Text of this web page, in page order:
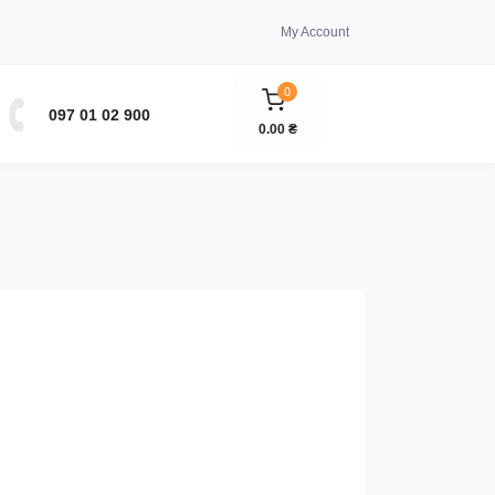
My Account
097 01 02 900
0
0.00 ₴